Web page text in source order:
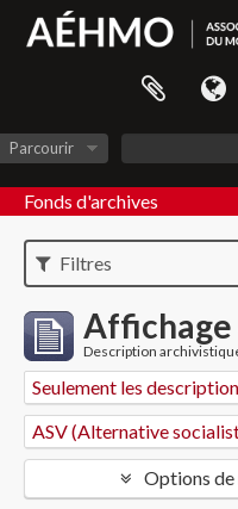
Parcourir
Fonds d'archives
Filtres
Affichage
Description
Options de